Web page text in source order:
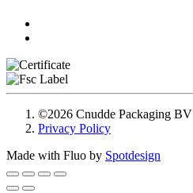
©2026 Cnudde Packaging BV
Privacy Policy
Made with Fluo by Spotdesign